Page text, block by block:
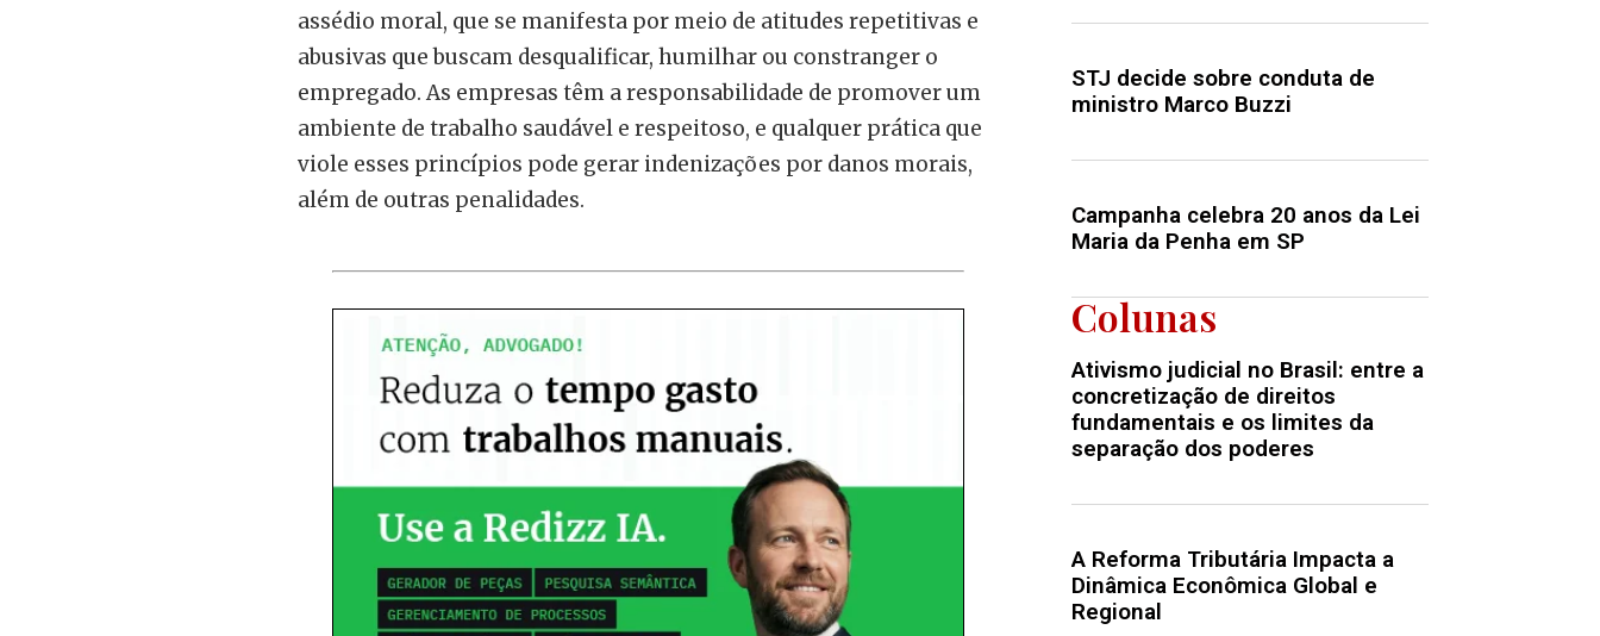
assédio moral, que se manifesta por meio de atitudes repetitivas e
abusivas que buscam desqualificar, humilhar ou constranger o
empregado. As empresas têm a responsabilidade de promover um
ambiente de trabalho saudável e respeitoso, e qualquer prática que
viole esses princípios pode gerar indenizações por danos morais,
além de outras penalidades.
STJ decide sobre conduta de
ministro Marco Buzzi
Campanha celebra 20 anos da Lei
Maria da Penha em SP
Colunas
Ativismo judicial no Brasil: entre a
concretização de direitos
fundamentais e os limites da
separação dos poderes
A Reforma Tributária Impacta a
Dinâmica Econômica Global e
Regional